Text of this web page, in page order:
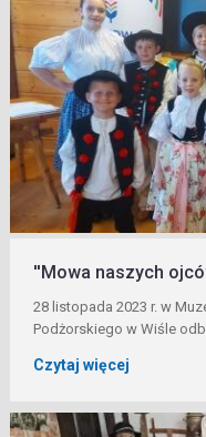
''Mowa naszych
28 listopada 2023 r. w
Podżorskiego w Wiśle
Czytaj więcej